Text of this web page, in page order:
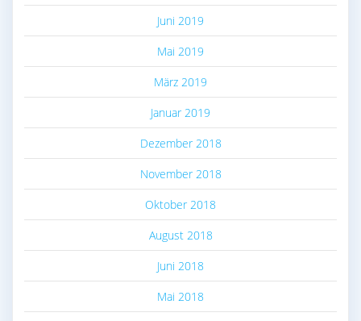
Juni 2019
Mai 2019
März 2019
Januar 2019
Dezember 2018
November 2018
Oktober 2018
August 2018
Juni 2018
Mai 2018